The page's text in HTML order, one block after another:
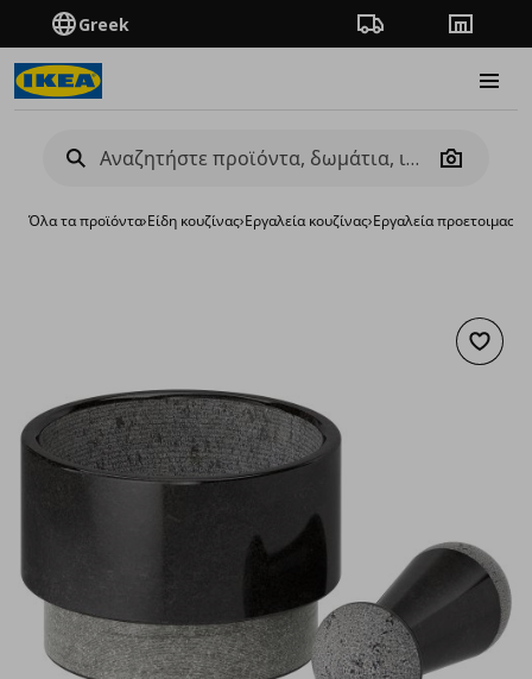
Greek Πορεία παραγγελίας
Camera
Όλα τα προϊόντα›Είδη κουζίνας›Εργαλεία κουζίνας›Εργαλεία